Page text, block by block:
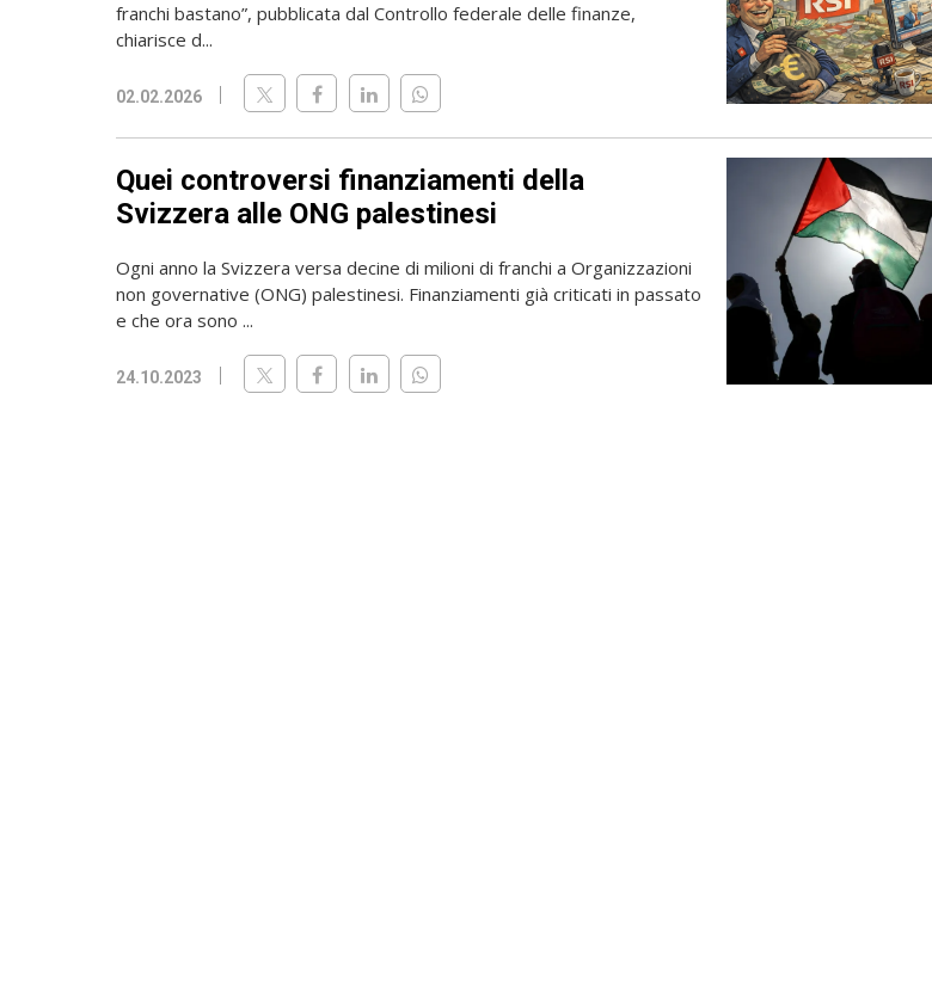
franchi bastano”, pubblicata dal Controllo federale delle finanze,
chiarisce d...
02.02.2026
Quei controversi finanziamenti della
Svizzera alle ONG palestinesi
Ogni anno la Svizzera versa decine di milioni di franchi a Organizzazioni
non governative (ONG) palestinesi. Finanziamenti già criticati in passato
e che ora sono ...
24.10.2023